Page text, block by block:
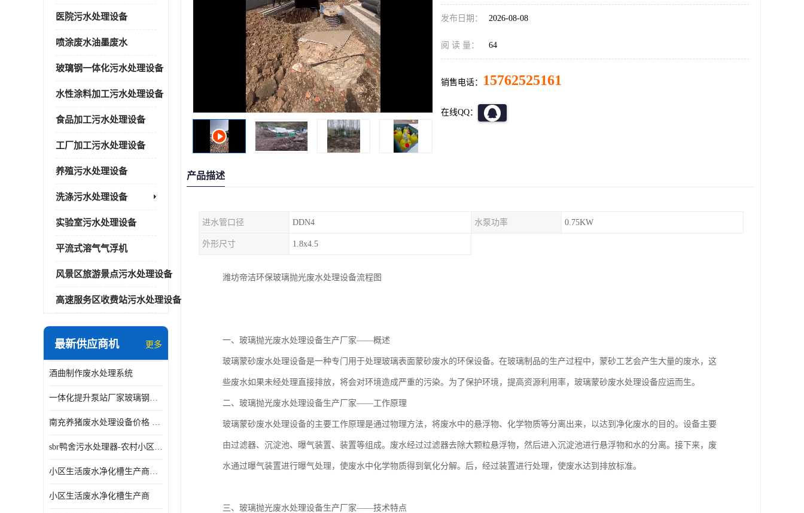
医院污水处理设备
喷涂废水油墨废水
玻璃钢一体化污水处理设备
水性涂料加工污水处理设备
食品加工污水处理设备
工厂加工污水处理设备
养殖污水处理设备
洗涤污水处理设备
实验室污水处理设备
平流式溶气气浮机
风景区旅游景点污水处理设备
高速服务区收费站污水处理设备
最新供应商机 更多
酒曲制作废水处理系统
一体化提升泵站厂家玻璃钢材质价格
南充养猪废水处理设备价格 ao污水处理器 *专人看管
sbr鸭舍污水处理器-农村小区生活污水净化器
小区生活废水净化槽生产商帝洁环保
小区生活废水净化槽生产商
发布日期： 2026-08-08
阅 读 量： 64
销售电话： 15762525161
在线QQ：
产品描述
进水管口径 DDN4 水泵功率 0.75KW
外形尺寸 1.8x4.5
潍坊帝洁环保玻璃抛光废水处理设备流程图
一、玻璃抛光废水处理设备生产厂家——概述
玻璃蒙砂废水处理设备是一种专门用于处理玻璃表面蒙砂废水的环保设备。在玻璃制品的生产过程中，蒙砂工艺会产生大量的废水，这
些废水如果未经处理直接排放，将会对环境造成严重的污染。为了保护环境，提高资源利用率，玻璃蒙砂废水处理设备应运而生。
二、玻璃抛光废水处理设备生产厂家——工作原理
玻璃蒙砂废水处理设备的主要工作原理是通过物理方法，将废水中的悬浮物、化学物质等分离出来，以达到净化废水的目的。设备主要
由过滤器、沉淀池、曝气装置、装置等组成。废水经过过滤器去除大颗粒悬浮物，然后进入沉淀池进行悬浮物和水的分离。接下来，废
水通过曝气装置进行曝气处理，使废水中化学物质得到氧化分解。后，经过装置进行处理，使废水达到排放标准。
三、玻璃抛光废水处理设备生产厂家——技术特点